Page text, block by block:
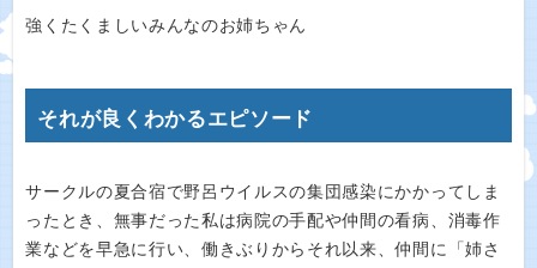
強くたくましいみんなのお姉ちゃん
それが良くわかるエピソード
サークルの夏合宿で野呂ウイルスの集団感染にかかってしま
ったとき、無事だった私は病院の手配や仲間の看病、消毒作
業などを早急に行い、働きぶりからそれ以来、仲間に「姉さ